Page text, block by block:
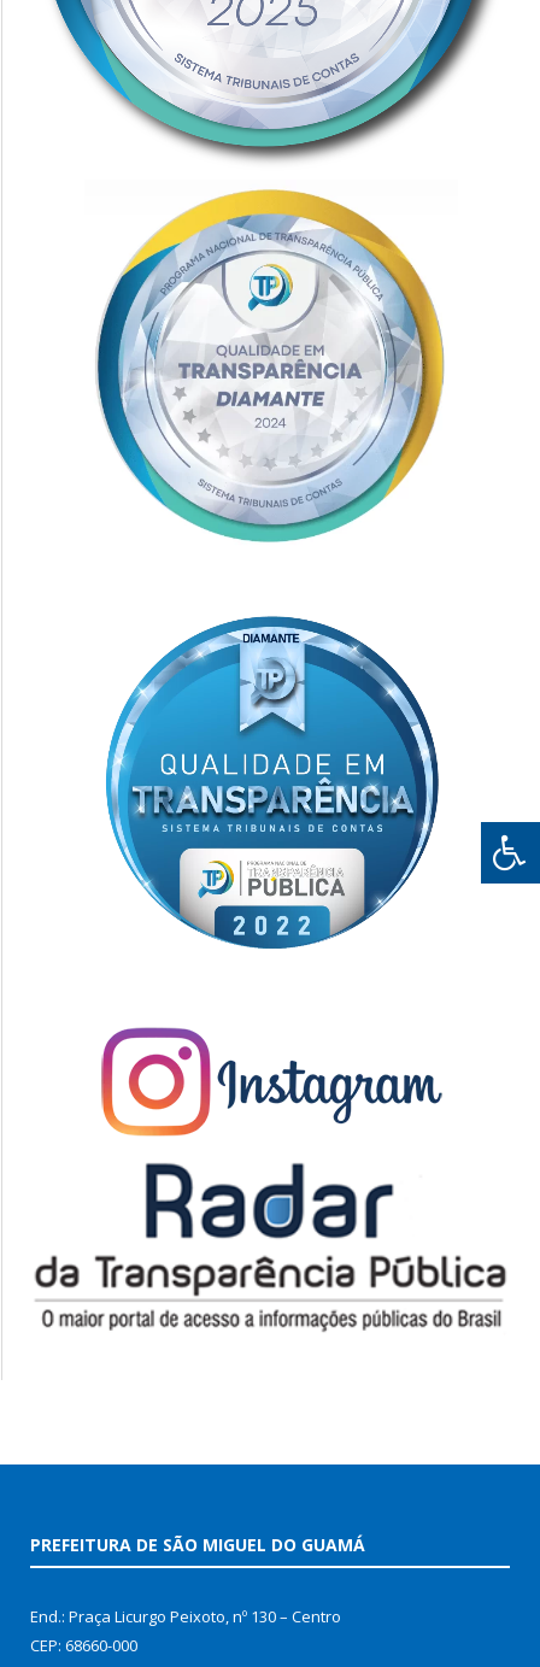
PREFEITURA DE SÃO MIGUEL DO GUAMÁ
End.: Praça Licurgo Peixoto, nº 130 – Centro
CEP: 68660-000